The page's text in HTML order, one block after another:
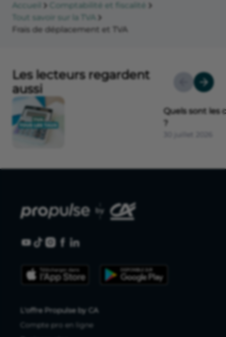
Accueil
Comptabilité et fiscalité
Tout savoir sur la TVA
Frais de déplacement et TVA
Les lecteurs regardent
aussi
Quels sont les
?
L'offre Propulse by CA
Compte pro en ligne